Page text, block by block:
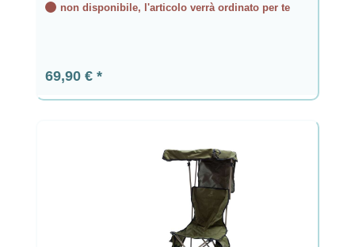
non disponibile, l'articolo verrà ordinato per te
Prezzo normale:
69,90 €